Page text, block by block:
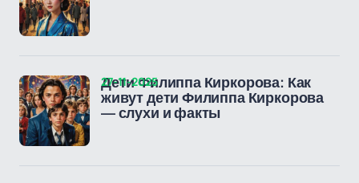
Дети Филиппа Киркорова: Как
живут дети Филиппа Киркорова
— слухи и факты
27-11-2025